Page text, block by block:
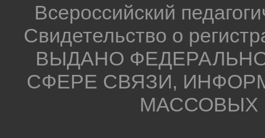
Всероссийский
Свидетельство о
ВЫДАНО
СФЕРЕ СВЯЗИ,
МАССОВЫХ